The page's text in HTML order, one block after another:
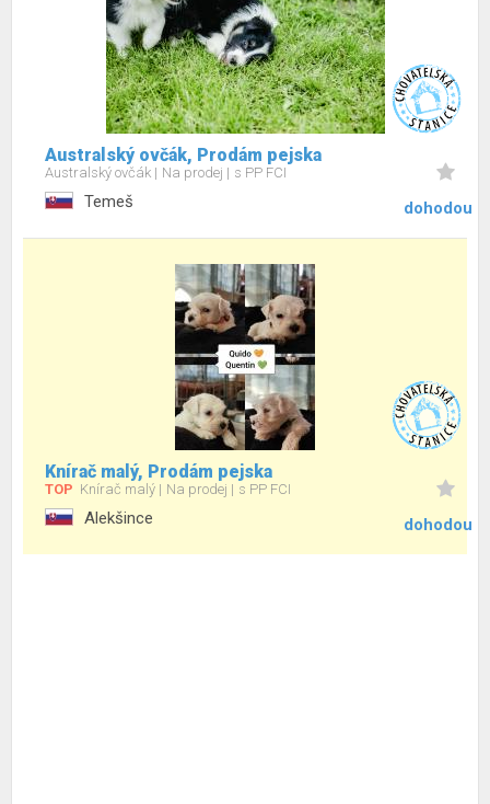
Australský ovčák, Prodám pejska
Australský ovčák Na prodej s PP FCI
Temeš dohodou
Knírač malý, Prodám pejska
TOP Knírač malý Na prodej s PP FCI
Alekšince dohodou